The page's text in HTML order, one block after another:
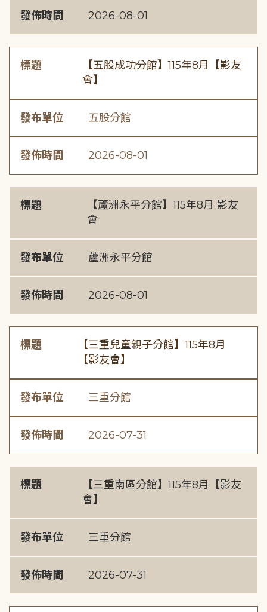
發佈時間 2026-08-01
標題
【五股成功分館】115年8月【影友
會】
發布單位 五股分館
發佈時間 2026-08-01
標題
【蘆洲永平分館】115年8月 影友
會
發布單位 蘆洲永平分館
發佈時間 2026-08-01
標題
【三重兒童親子分館】115年8月
【影友會】
發布單位 三重分館
發佈時間 2026-07-31
標題
【三重南區分館】115年8月【影友
會】
發布單位 三重分館
發佈時間 2026-07-31